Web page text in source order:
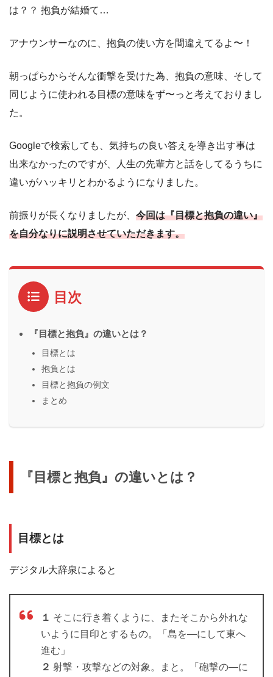
は？？ 抱負が結婚て…
アナウンサーなのに、抱負の使い方を間違えてるよ〜！
朝っぱらからそんな衝撃を受けた為、抱負の意味、そして
同じように使われる目標の意味をず〜っと考えておりまし
た。
Googleで検索しても、気持ちの良い答えを導き出す事は
出来なかったのですが、人生の先輩方と話をしてるうちに
違いがハッキリとわかるようになりました。
前振りが長くなりましたが、 今回は『目標と抱負の違い』
を自分なりに説明させていただきます。
目次
『目標と抱負』の違いとは？
目標とは
抱負とは
目標と抱負の例文
まとめ
『目標と抱負』の違いとは？
目標とは
デジタル大辞泉によると
１ そこに行き着くように、またそこから外れな
いように目印とするもの。「島を―にして東へ
進む」
２ 射撃・攻撃などの対象。まと。「砲撃の―に